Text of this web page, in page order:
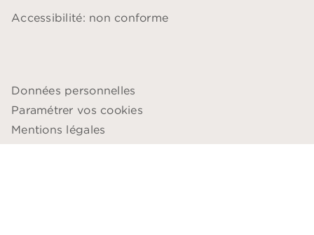
Accessibilité: non conforme
Données personnelles
Paramétrer vos cookies
Mentions légales
Conditions générales d'utilisation